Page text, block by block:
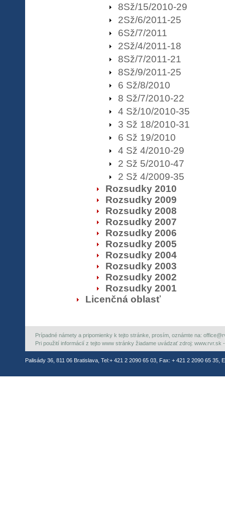
8Sž/15/2010-29
2Sž/6/2011-25
6Sž/7/2011
2Sž/4/2011-18
8Sž/7/2011-21
8Sž/9/2011-25
6 Sž/8/2010
8 Sž/7/2010-22
4 Sž/10/2010-35
3 Sž 18/2010-31
6 Sž 19/2010
4 Sž 4/2010-29
2 Sž 5/2010-47
2 Sž 4/2009-35
Rozsudky 2010
Rozsudky 2009
Rozsudky 2008
Rozsudky 2007
Rozsudky 2006
Rozsudky 2005
Rozsudky 2004
Rozsudky 2003
Rozsudky 2002
Rozsudky 2001
Licenčná oblasť
Prípadné námety a pripomienky k tejto stránke, prosím, oznámte na:
Pri použití informácií z tejto www stránky žiadame uvádzať zdroj: www.rvr.sk
Palisády 36, 811 06 Bratislava, Tel:+ 421 2 2090 65 03, Fax: + 421 2 2090 65 35,